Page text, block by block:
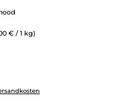
€ / 1 kg)
Preis: